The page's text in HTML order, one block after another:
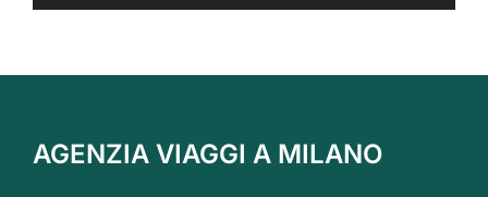
AGENZIA VIAGGI A MILANO